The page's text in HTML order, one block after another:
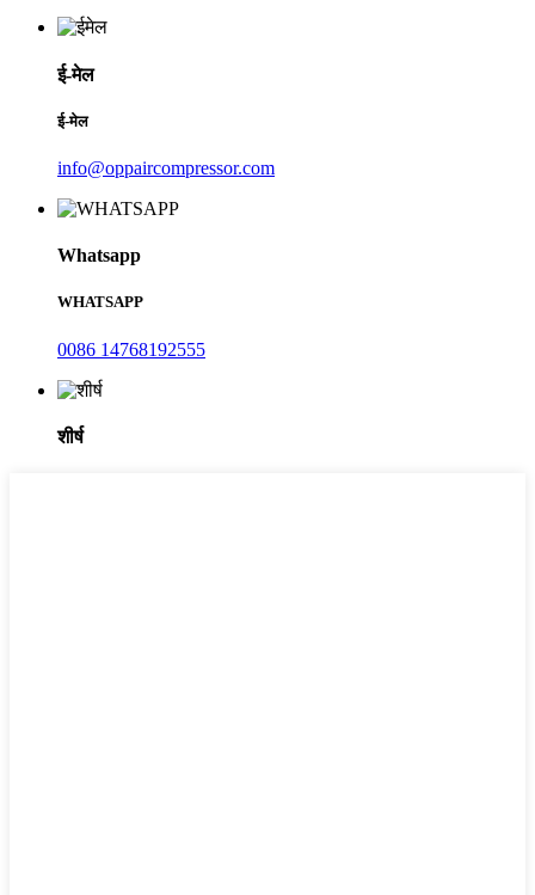
ई-मेल
ई-मेल
info@oppaircompressor.com
Whatsapp
WHATSAPP
0086 14768192555
शीर्ष